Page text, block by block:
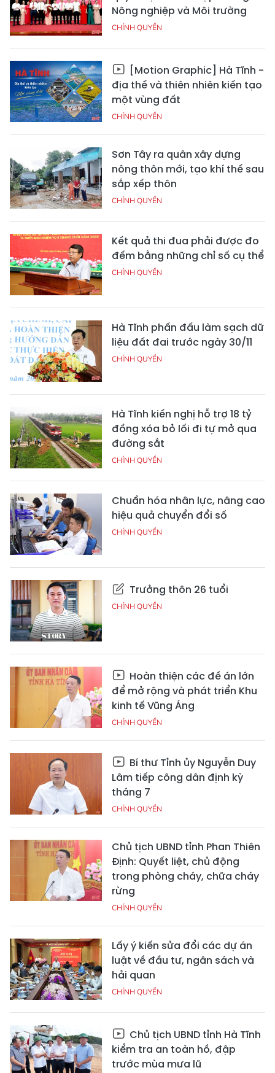
Nông nghiệp và Môi trường
CHÍNH QUYỀN
[Motion Graphic] Hà Tĩnh -
địa thế và thiên nhiên kiến tạo
một vùng đất
CHÍNH QUYỀN
Sơn Tây ra quân xây dựng
nông thôn mới, tạo khí thế sau
sắp xếp thôn
CHÍNH QUYỀN
Kết quả thi đua phải được đo
đếm bằng những chỉ số cụ thể
CHÍNH QUYỀN
Hà Tĩnh phấn đấu làm sạch dữ
liệu đất đai trước ngày 30/11
CHÍNH QUYỀN
Hà Tĩnh kiến nghị hỗ trợ 18 tỷ
đồng xóa bỏ lối đi tự mở qua
đường sắt
CHÍNH QUYỀN
Chuẩn hóa nhân lực, nâng cao
hiệu quả chuyển đổi số
CHÍNH QUYỀN
Trưởng thôn 26 tuổi
CHÍNH QUYỀN
Hoàn thiện các đề án lớn
để mở rộng và phát triển Khu
kinh tế Vũng Áng
CHÍNH QUYỀN
Bí thư Tỉnh ủy Nguyễn Duy
Lâm tiếp công dân định kỳ
tháng 7
CHÍNH QUYỀN
Chủ tịch UBND tỉnh Phan Thiên
Định: Quyết liệt, chủ động
trong phòng cháy, chữa cháy
rừng
CHÍNH QUYỀN
Lấy ý kiến sửa đổi các dự án
luật về đầu tư, ngân sách và
hải quan
CHÍNH QUYỀN
Chủ tịch UBND tỉnh Hà Tĩnh
kiểm tra an toàn hồ, đập
trước mùa mưa lũ